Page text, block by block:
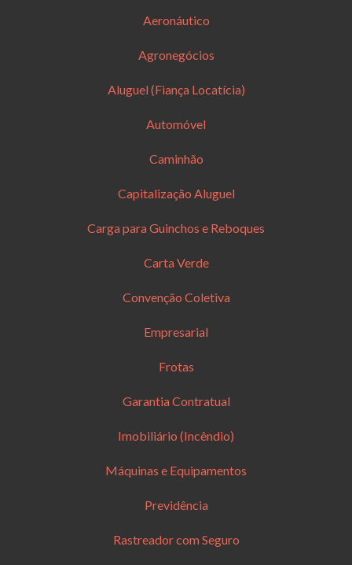
Aeronáutico
Agronegócios
Aluguel (Fiança Locatícia)
Automóvel
Caminhão
Capitalização Aluguel
Carga para Guinchos e Reboques
Carta Verde
Convenção Coletiva
Empresarial
Frotas
Garantia Contratual
Imobiliário (Incêndio)
Máquinas e Equipamentos
Previdência
Rastreador com Seguro